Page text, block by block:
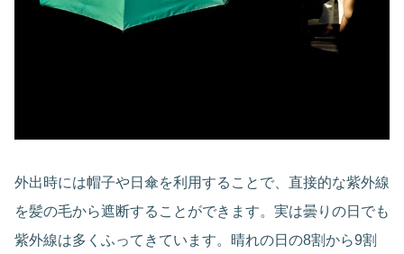
外出時には帽子や日傘を利用することで、直接的な紫外線
を髪の毛から遮断することができます。実は曇りの日でも
紫外線は多くふってきています。晴れの日の8割から9割